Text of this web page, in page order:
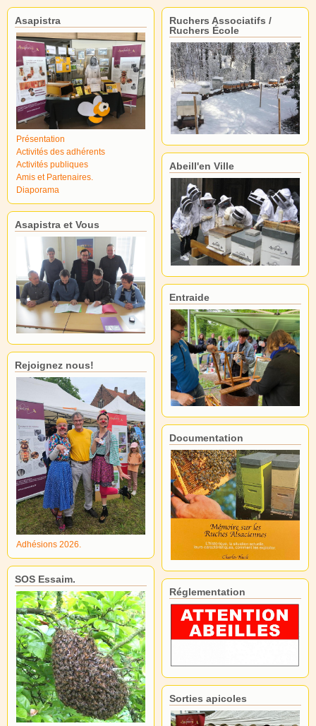
Asapistra
Présentation
Activités des adhérents
Activités publiques
Amis et Partenaires.
Diaporama
Asapistra et Vous
Rejoignez nous!
Adhésions 2026.
SOS Essaim.
Ruchers Associatifs /
Ruchers École
Abeill'en Ville
Entraide
Documentation
Réglementation
Sorties apicoles